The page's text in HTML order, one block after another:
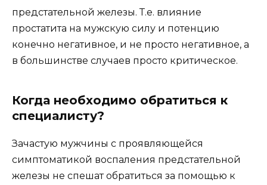
предстательной железы. Т.е. влияние
простатита на мужскую силу и потенцию
конечно негативное, и не просто негативное, а
в большинстве случаев просто критическое.
Когда необходимо обратиться к
специалисту?
Зачастую мужчины с проявляющейся
симптоматикой воспаления предстательной
железы не спешат обратиться за помощью к